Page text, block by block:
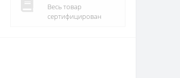
Весь товар
сертифицирован